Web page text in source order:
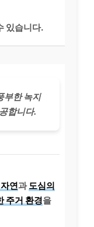
있습니다.
부한 녹지
합니다.
연과도심의
주거 환경을